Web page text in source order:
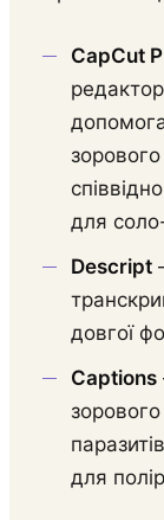
CapCut
для
Descript
довгої
Captions
для